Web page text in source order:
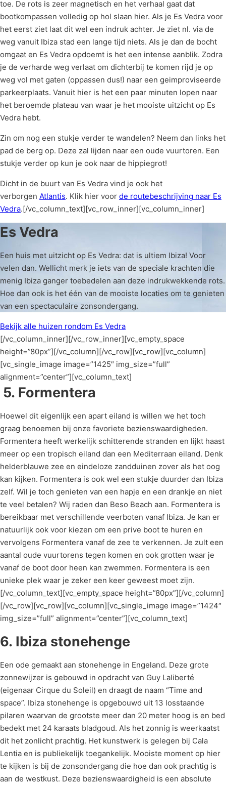
toe. De rots is zeer magnetisch en het verhaal gaat dat
bootkompassen volledig op hol slaan hier. Als je Es Vedra voor
het eerst ziet laat dit wel een indruk achter. Je ziet nl. via de
weg vanuit Ibiza stad een lange tijd niets. Als je dan de bocht
omgaat en Es Vedra opdoemt is het een intense aanblik. Zodra
je de verharde weg verlaat om dichterbij te komen rijd je op
weg vol met gaten (oppassen dus!) naar een geimproviseerde
parkeerplaats. Vanuit hier is het een paar minuten lopen naar
het beroemde plateau van waar je het mooiste uitzicht op Es
Vedra hebt.
Zin om nog een stukje verder te wandelen? Neem dan links het
pad de berg op. Deze zal lijden naar een oude vuurtoren. Een
stukje verder op kun je ook naar de hippiegrot!
Dicht in de buurt van Es Vedra vind je ook het
verborgen Atlantis. Klik hier voor de routebeschrijving naar Es
Vedra.[/vc_column_text][vc_row_inner][vc_column_inner]
Es Vedra
Een huis met uitzicht op Es Vedra: dat is ultiem Ibiza! Voor
velen dan. Wellicht merk je iets van de speciale krachten die
menig Ibiza ganger toebedelen aan deze indrukwekkende rots.
Hoe dan ook is het één van de mooiste locaties om te genieten
van een spectaculaire zonsondergang.
Bekijk alle huizen rondom Es Vedra
[/vc_column_inner][/vc_row_inner][vc_empty_space
height=”80px”][/vc_column][/vc_row][vc_row][vc_column]
[vc_single_image image=”1425″ img_size=”full”
alignment=”center”][vc_column_text]
5. Formentera
Hoewel dit eigenlijk een apart eiland is willen we het toch
graag benoemen bij onze favoriete bezienswaardigheden.
Formentera heeft werkelijk schitterende stranden en lijkt haast
meer op een tropisch eiland dan een Mediterraan eiland. Denk
helderblauwe zee en eindeloze zandduinen zover als het oog
kan kijken. Formentera is ook wel een stukje duurder dan Ibiza
zelf. Wil je toch genieten van een hapje en een drankje en niet
te veel betalen? Wij raden dan Beso Beach aan. Formentera is
bereikbaar met verschillende veerboten vanaf Ibiza. Je kan er
natuurlijk ook voor kiezen om een prive boot te huren en
vervolgens Formentera vanaf de zee te verkennen. Je zult een
aantal oude vuurtorens tegen komen en ook grotten waar je
vanaf de boot door heen kan zwemmen. Formentera is een
unieke plek waar je zeker een keer geweest moet zijn.
[/vc_column_text][vc_empty_space height=”80px”][/vc_column]
[/vc_row][vc_row][vc_column][vc_single_image image=”1424″
img_size=”full” alignment=”center”][vc_column_text]
6. Ibiza stonehenge
Een ode gemaakt aan stonehenge in Engeland. Deze grote
zonnewijzer is gebouwd in opdracht van Guy Laliberté
(eigenaar Cirque du Soleil) en draagt de naam “Time and
space”. Ibiza stonehenge is opgebouwd uit 13 losstaande
pilaren waarvan de grootste meer dan 20 meter hoog is en bed
bedekt met 24 karaats bladgoud. Als het zonnig is weerkaatst
dit het zonlicht prachtig. Het kunstwerk is gelegen bij Cala
Lentia en is publiekelijk toegankelijk. Mooiste moment op hier
te kijken is bij de zonsondergang die hoe dan ook prachtig is
aan de westkust. Deze bezienswaardigheid is een absolute